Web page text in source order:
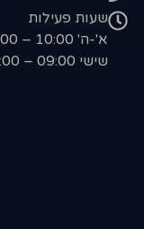
שעות פעילות
א'-ה' 10:00 – 18:00
שישי 09:00 – 13:00